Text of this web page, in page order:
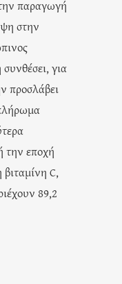
παραγωγή
στην
για
προσλάβει
την εποχή
βιταμίνη C,
89,2